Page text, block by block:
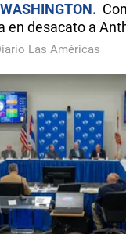
en desacato a
Las Américas